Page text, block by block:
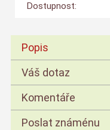
Dostupnost:
Popis
Váš dotaz
Komentáře
Poslat známénu